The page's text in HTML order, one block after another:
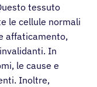
tessuto
le cellule normali
affaticamento,
In
le cause e
Inoltre,